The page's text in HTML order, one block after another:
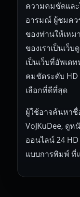
ความคมชัดแล
อารมณ์ ผู้ชมคว
ของท่านให้เหม
ของเราเป็นเว็
เป็นเว็บที่อัพเด
คมชัดระดับ HD
เลือกที่ดีที่สุด
ผู้ใช้อาจค้นหาชื่
VoJKuDee, ดูห
ออนไลน์ 24
แบบการพิมพ์ ที่